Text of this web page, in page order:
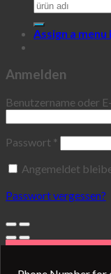
Assign a
Anmelden
Benutzername oder
Passwort *
Angemeldet
Passwort vergessen?